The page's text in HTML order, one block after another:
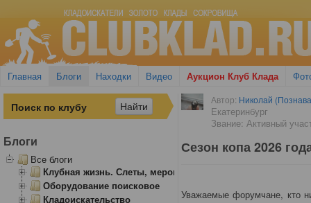
Главная Блоги Находки Видео Аукцион Клуб Клада
Автор: Николай
Екатеринбург
Звание: Активный
Сезон копа 2026
Уважаемые форумчане, кто
Блоги
Все блоги
Клубная жизнь. Слеты, мероприятия
Оборудование поисковое
Кладоискательство